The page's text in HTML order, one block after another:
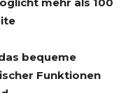
bequeme
Funktionen